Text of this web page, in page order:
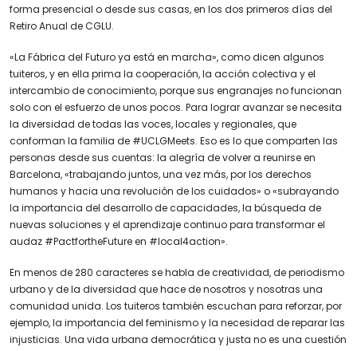
forma presencial o desde sus casas, en los dos primeros días del
Retiro Anual de CGLU.
«La Fábrica del Futuro ya está en marcha», como dicen algunos
tuiteros, y en ella prima la cooperación, la acción colectiva y el
intercambio de conocimiento, porque sus engranajes no funcionan
solo con el esfuerzo de unos pocos. Para lograr avanzar se necesita
la diversidad de todas las voces, locales y regionales, que
conforman la familia de #UCLGMeets. Eso es lo que comparten las
personas desde sus cuentas: la alegría de volver a reunirse en
Barcelona, «trabajando juntos, una vez más, por los derechos
humanos y hacia una revolución de los cuidados» o «subrayando
la importancia del desarrollo de capacidades, la búsqueda de
nuevas soluciones y el aprendizaje continuo para transformar el
audaz #PactfortheFuture en #local4action».
En menos de 280 caracteres se habla de creatividad, de periodismo
urbano y de la diversidad que hace de nosotros y nosotras una
comunidad unida. Los tuiteros también escuchan para reforzar, por
ejemplo, la importancia del feminismo y la necesidad de reparar las
injusticias. Una vida urbana democrática y justa no es una cuestión